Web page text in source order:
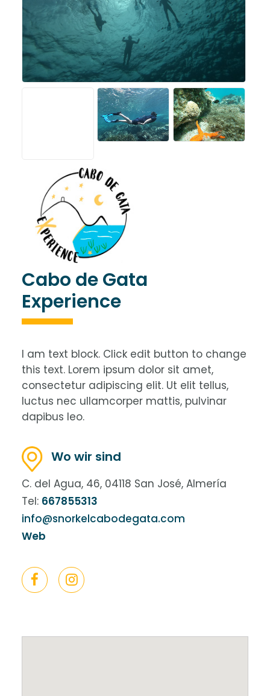
Cabo de Gata
Experience
I am text block. Click edit button to change
this text. Lorem ipsum dolor sit amet,
consectetur adipiscing elit. Ut elit tellus,
luctus nec ullamcorper mattis, pulvinar
dapibus leo.
Wo wir sind
C. del Agua, 46, 04118 San José, Almería
Tel: 667855313
info@snorkelcabodegata.com
Web